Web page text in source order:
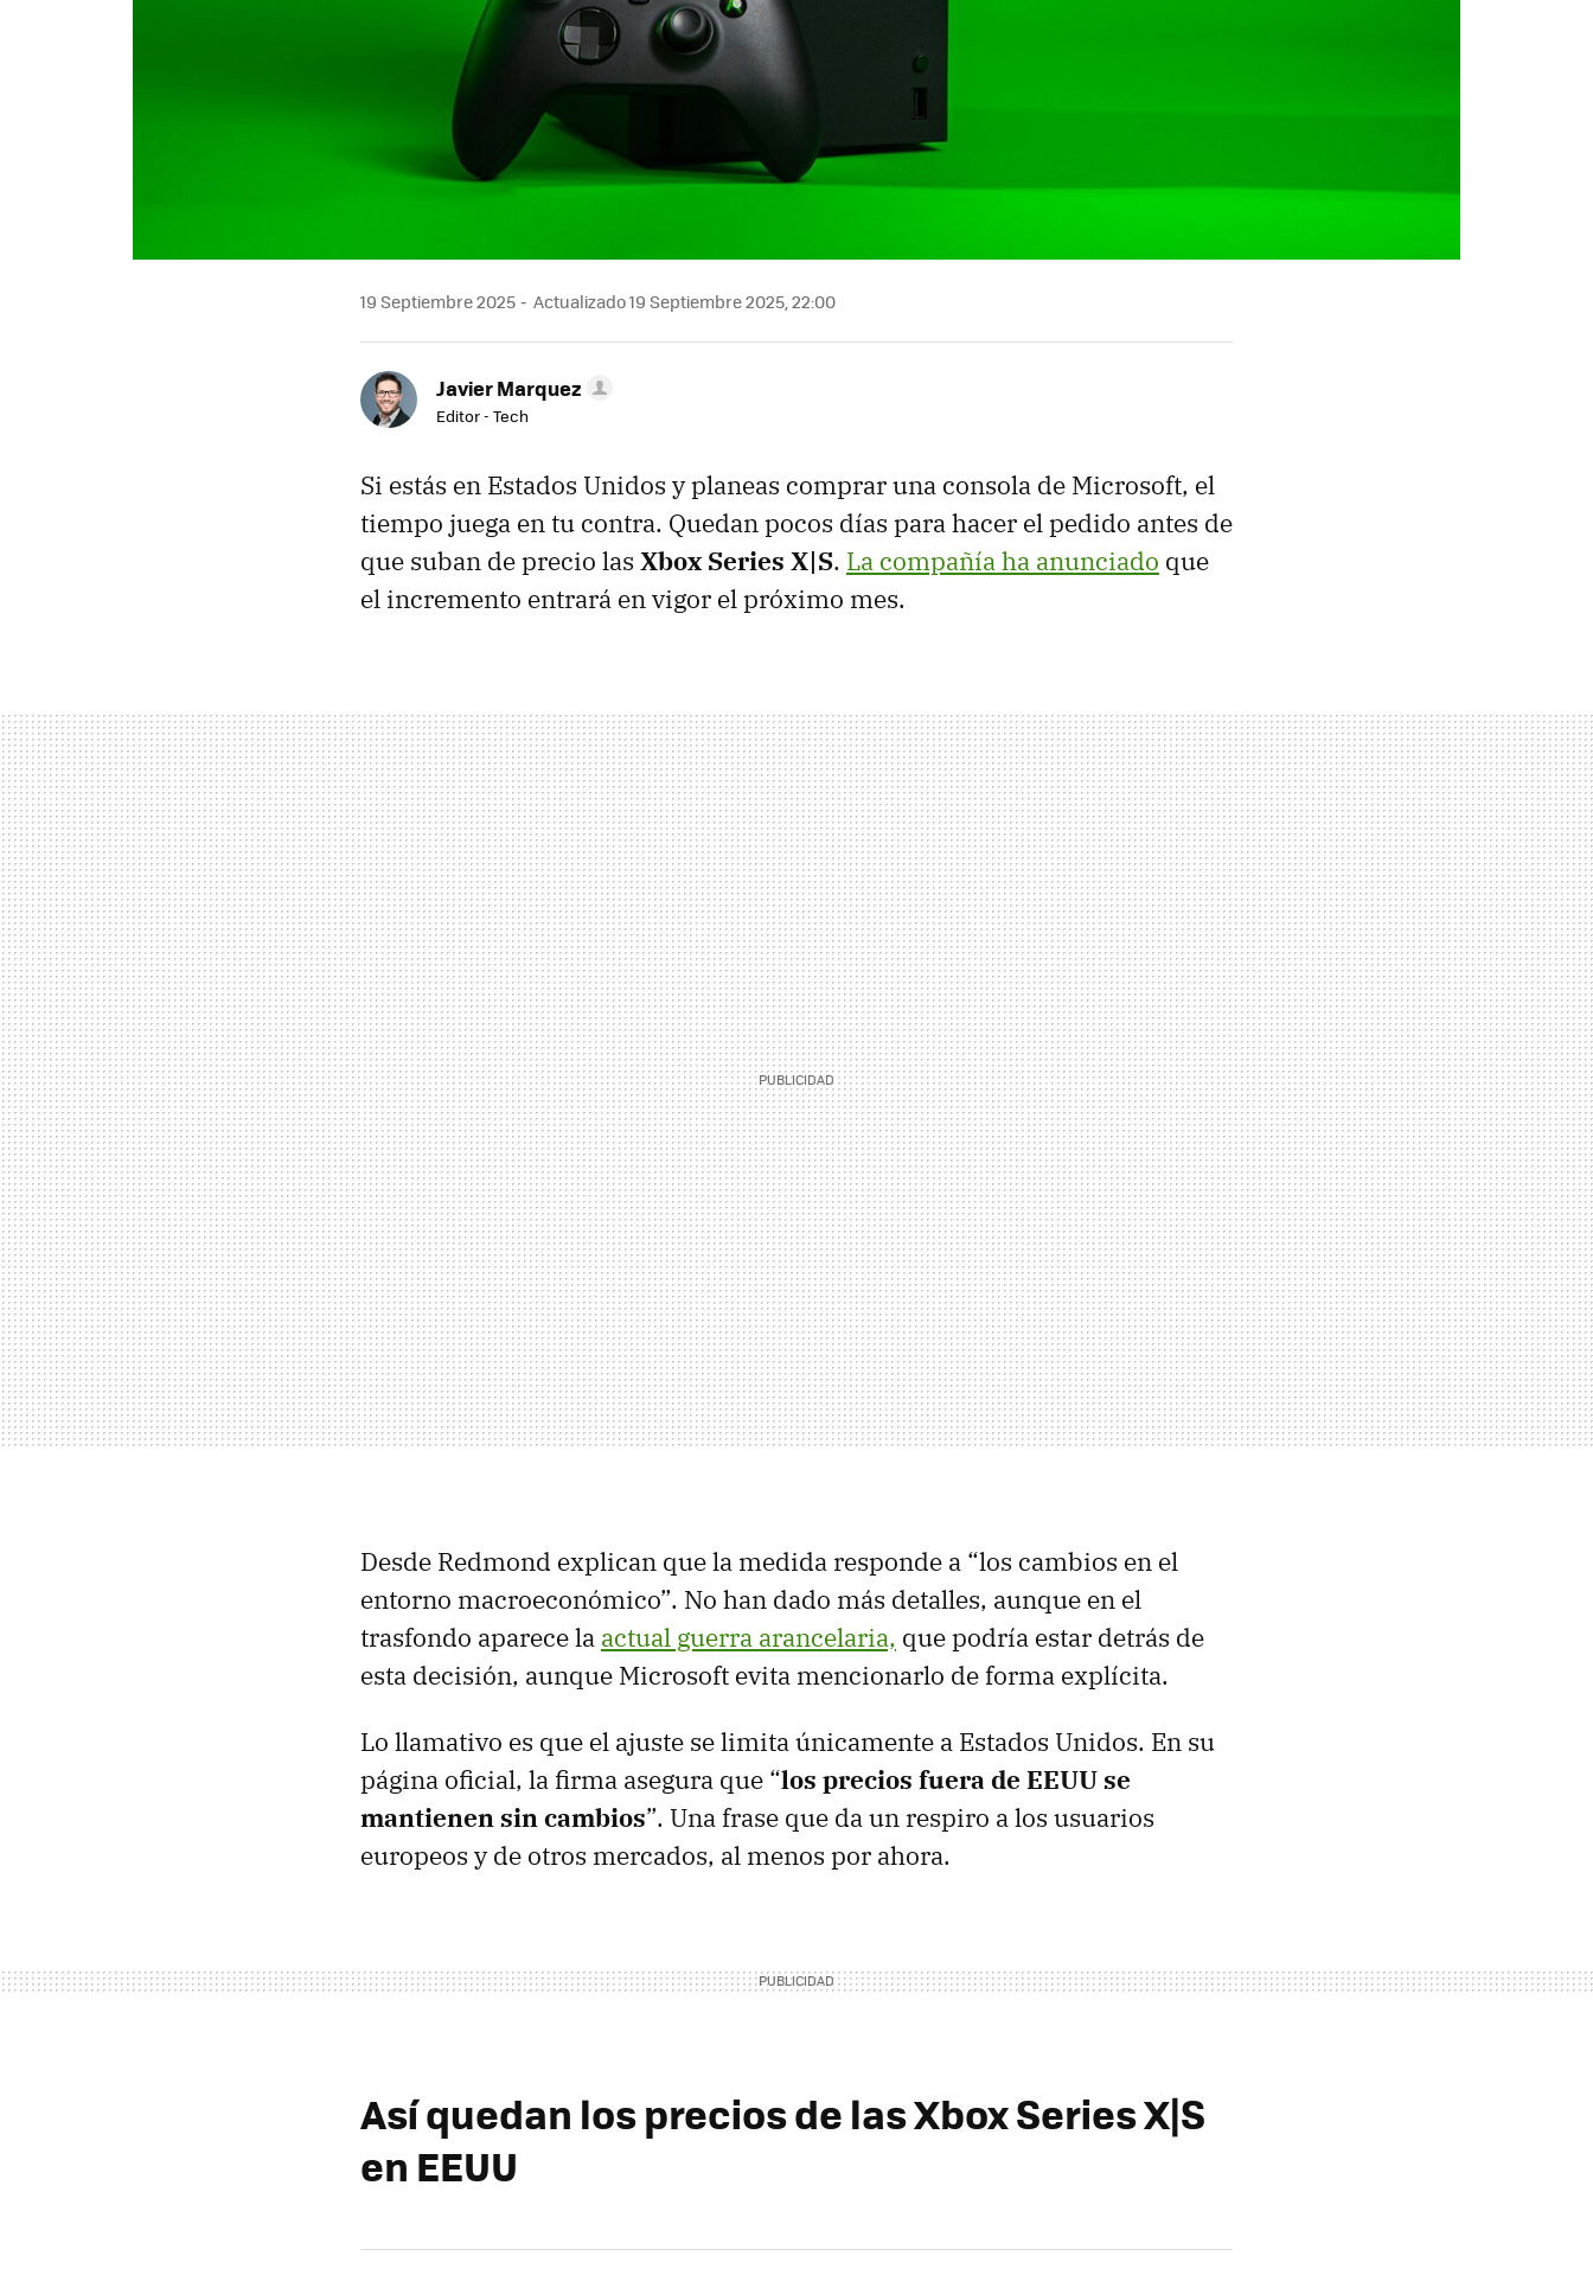
19 Septiembre 2025 Actualizado 19 Septiembre 2025, 22:00
Javier Marquez
Editor - Tech
Si estás en Estados Unidos y planeas comprar una consola de Microsoft, el
tiempo juega en tu contra. Quedan pocos días para hacer el pedido antes de
que suban de precio las Xbox Series X|S. La compañía ha anunciado que
el incremento entrará en vigor el próximo mes.
Desde Redmond explican que la medida responde a “los cambios en el
entorno macroeconómico”. No han dado más detalles, aunque en el
trasfondo aparece la actual guerra arancelaria, que podría estar detrás de
esta decisión, aunque Microsoft evita mencionarlo de forma explícita.
Lo llamativo es que el ajuste se limita únicamente a Estados Unidos. En su
página oficial, la firma asegura que “los precios fuera de EEUU se
mantienen sin cambios”. Una frase que da un respiro a los usuarios
europeos y de otros mercados, al menos por ahora.
Así quedan los precios de las Xbox Series X|S
en EEUU